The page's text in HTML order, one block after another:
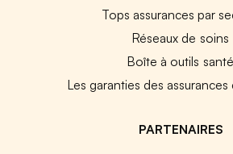
Tops assurances par
Réseaux de soins
Boîte à outils santé
Les garanties des
PARTENAIRES